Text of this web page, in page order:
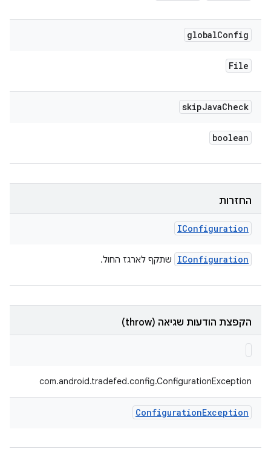
globalConfig
File
skipJavaCheck
boolean
החזרות
IConfiguration
IConfiguration שתקף לארגז החול.
הקפצת הודעות שגיאה (throw)
com.android.tradefed.config.ConfigurationException
ConfigurationException